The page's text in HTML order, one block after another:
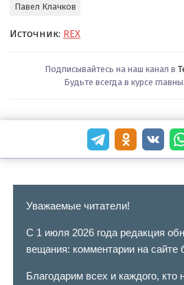
Павел Клачков
Источник: REX
Подписывайтесь на наш канал в
Будьте всегда в курсе
Уважаемые читатели!
С 1 июля 2026 года редакция
вещания: комментарии на сайте
Благодарим всех и каждого, кто